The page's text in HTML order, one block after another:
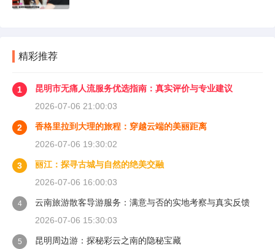
精彩推荐
1
昆明市无痛人流服务优选指南：真实评价与专业建议
2026-07-06 21:00:03
2
香格里拉到大理的旅程：穿越云端的美丽距离
2026-07-06 19:30:02
3
丽江：探寻古城与自然的绝美交融
2026-07-06 16:00:03
4
云南旅游散客导游服务：满意与否的实地考察与真实反馈
2026-07-06 15:30:03
5 昆明周边游：探秘彩云之南的隐秘宝藏